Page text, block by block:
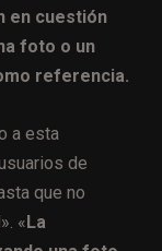
en cuestión
foto o un
referencia.
a esta
de
que no
«La